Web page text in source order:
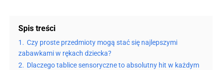
Spis treści
1. Czy proste przedmioty mogą stać się najlepszymi
zabawkami w rękach dziecka?
2. Dlaczego tablice sensoryczne to absolutny hit w każdym